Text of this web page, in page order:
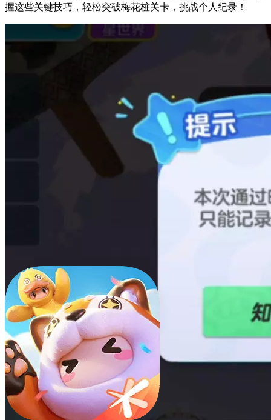
握这些关键技巧，轻松突破梅花桩关卡，挑战个人纪录！